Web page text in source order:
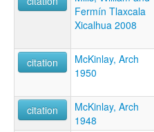
Fermín Tlaxcala
Xicalhua 2008
citation
McKinlay, Arch
1950
citation
McKinlay, Arch
1948